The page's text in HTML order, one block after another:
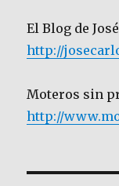
El Blog de
http://
Moteros sin
http://